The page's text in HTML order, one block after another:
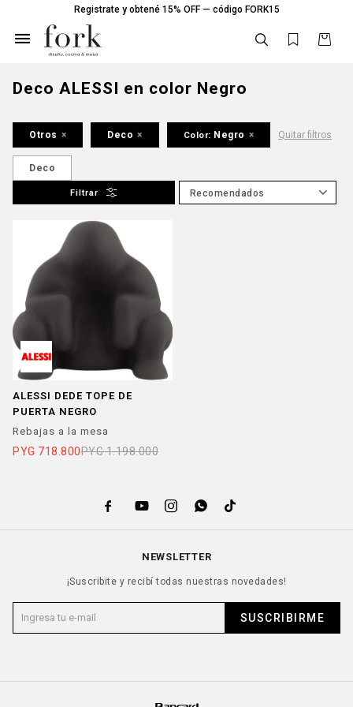
Registrate y obtené 15% OFF — código FORK15

Deco ALESSI en color Negro
Otros Deco Color: Negro Quitar filtros
Deco
Recomendados
ALESSI DEDE TOPE DE
PUERTA NEGRO
Rebajas a la mesa
PYG 718.800PYG 1.198.000
    
NEWSLETTER
¡Suscribite y recibí todas nuestras novedades!
SUSCRIBIRME